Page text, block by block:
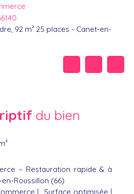
92 m² 25 places - Canet-en-
du bien
– Restauration rapide & à
Roussillon (66)
| Surface optimisée |